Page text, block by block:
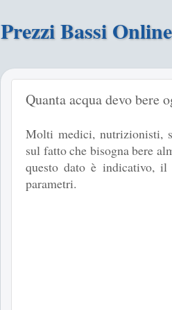
Prezzi Bassi Online
Quanta acqua devo bere
Molti medici, nutrizionisti,
sul fatto che bisogna bere
questo dato è indicativo,
parametri.